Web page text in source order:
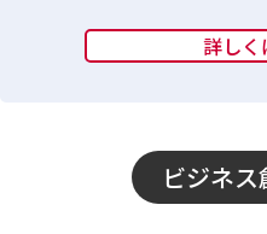
詳しく
ビジネ